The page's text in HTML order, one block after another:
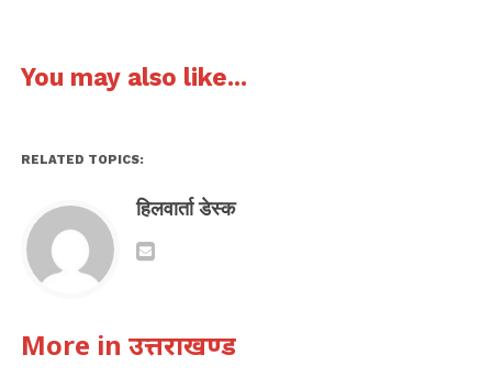
You may also like...
RELATED TOPICS:
हिलवार्ता डेस्क
More in उत्तराखण्ड